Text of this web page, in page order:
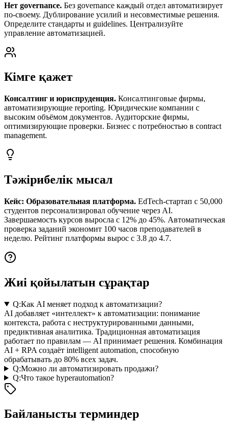
Нет governance. Без governance каждый отдел автоматизирует
по-своему. Дублирование усилий и несовместимые решения.
Определите стандарты и guidelines. Централизуйте
управление автоматизацией.
Кімге қажет
Консалтинг и юриспруденция. Консалтинговые фирмы,
автоматизирующие reporting. Юридические компании с
высоким объёмом документов. Аудиторские фирмы,
оптимизирующие проверки. Бизнес с потребностью в contract
management.
Тәжірибелік мысал
Кейс: Образовательная платформа. EdTech-стартап с 50,000
студентов персонализировал обучение через AI.
Завершаемость курсов выросла с 12% до 45%. Автоматическая
проверка заданий экономит 100 часов преподавателей в
неделю. Рейтинг платформы вырос с 3.8 до 4.7.
Жиі қойылатын сұрақтар
Q:Как AI меняет подход к автоматизации?
AI добавляет «интеллект» к автоматизации: понимание
контекста, работа с неструктурированными данными,
предиктивная аналитика. Традиционная автоматизация
работает по правилам — AI принимает решения. Комбинация
AI + RPA создаёт intelligent automation, способную
обрабатывать до 80% всех задач.
Q:Можно ли автоматизировать продажи?
Q:Что такое hyperautomation?
Байланысты терминдер